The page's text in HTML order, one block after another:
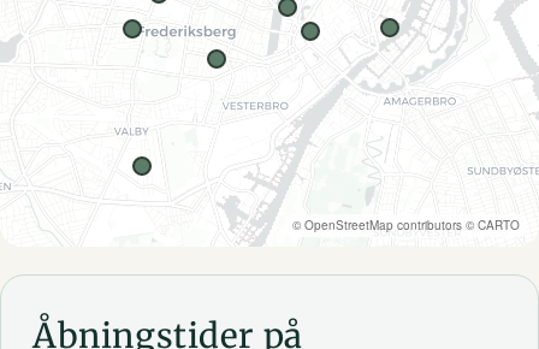
© OpenStreetMap contributors © CARTO
Åbningstider på